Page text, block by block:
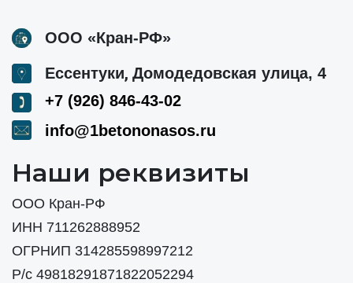
ООО «Кран-РФ»
Ессентуки, Домодедовская улица, 4
+7 (926) 846-43-02
info@1betononasos.ru
Наши реквизиты
ООО Кран-РФ
ИНН 711262888952
ОГРНИП 314285598997212
Р/с 49818291871822052294